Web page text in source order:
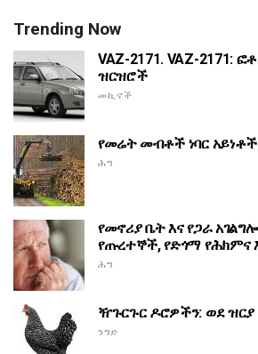
Trending Now
VAZ-2171. VAZ-2171:
ዝርዝሮች
መኪኖች
የመሬት መብቶች ነባር አይነቶች
ሕግ
የመኖሪያ ቤት እና የጋራ
የጡረተኞች, የድጎማ የሕክምና
ሕግ
ዥጉርጉር ዶሮዎችን: ወደ
ንግድ